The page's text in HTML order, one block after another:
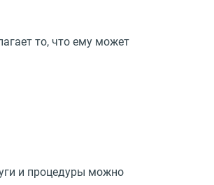
то, что ему может
и процедуры можно